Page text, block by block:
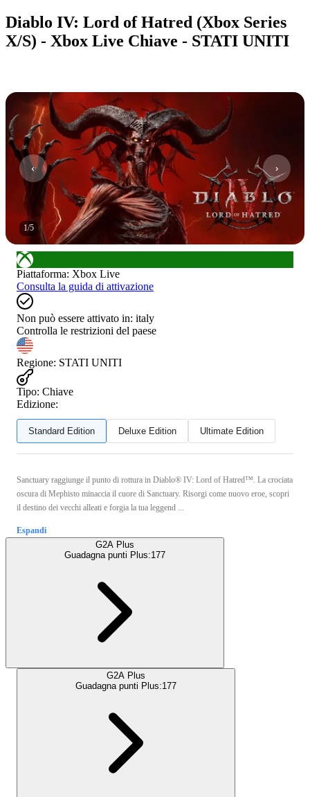
Diablo IV: Lord of Hatred (Xbox Series
X/S) - Xbox Live Chiave - STATI UNITI
1/5
Piattaforma: Xbox Live
Consulta la guida di attivazione
Non può essere attivato in: italy
Controlla le restrizioni del paese
Regione: STATI UNITI
Tipo: Chiave
Edizione:
Standard Edition Deluxe Edition Ultimate Edition
Sanctuary raggiunge il punto di rottura in Diablo® IV: Lord of Hatred™. La crociata
oscura di Mephisto minaccia il cuore di Sanctuary. Risorgi come nuovo eroe, scopri
il destino dei vecchi alleati e forgia la tua leggend ...
Espandi
G2A Plus
Guadagna punti Plus:177
G2A Plus
Guadagna punti Plus:177